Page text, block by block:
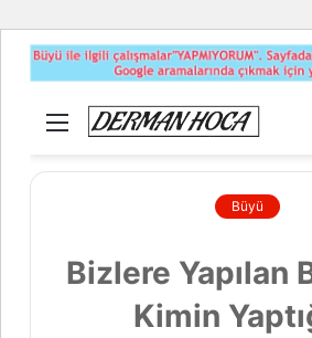
Menü
Büyü
Bizlere Yapılan
Kimin